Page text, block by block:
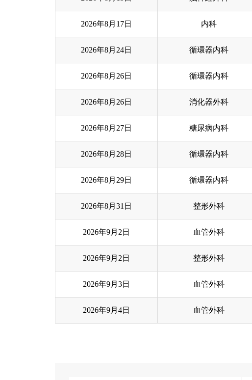
2026年8月17日 内科
2026年8月24日 循環器内科
2026年8月26日 循環器内科
2026年8月26日 消化器外科
2026年8月27日 糖尿病内科
2026年8月28日 循環器内科
2026年8月29日 循環器内科
2026年8月31日 整形外科
2026年9月2日 血管外科
2026年9月2日 整形外科
2026年9月3日 血管外科
2026年9月4日 血管外科